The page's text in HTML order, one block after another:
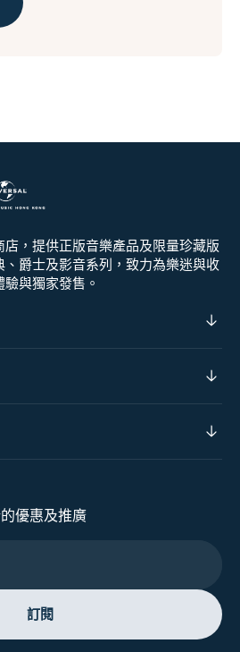
，提供正版音樂產品及限量珍藏版
爵士及影音系列，致力為樂迷與收
與獨家發售。
優惠及推廣
訂閱